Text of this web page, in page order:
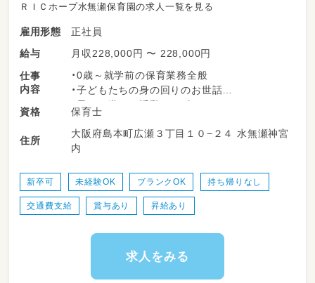
ＲＩＣホープ水無瀬保育園の求人一覧を見る
雇用形態
正社員
給与
月収228,000円 〜 228,000円
仕事
内容
・0歳～就学前の保育業務全般
・子どもたちの身の回りのお世話
・日々の遊びや活動のサポート
季節の製作や行事準備
年齢や成長に合わせた活動の工夫
・保護者とのコミュニケーション
・園内清掃・環境整備など
少人数保育なので、職員みんなで協力して
子どもを見守ります。
していただきます。
天気が良い日は戸外へ出かけることが多いで
資格 保育士
住所
大阪府島本町広瀬３丁目１０−２４ 水無瀬神宮
内
新卒可 未経験OK ブランクOK 持ち帰りなし
交通費支給 賞与あり 昇給あり
求人をみる